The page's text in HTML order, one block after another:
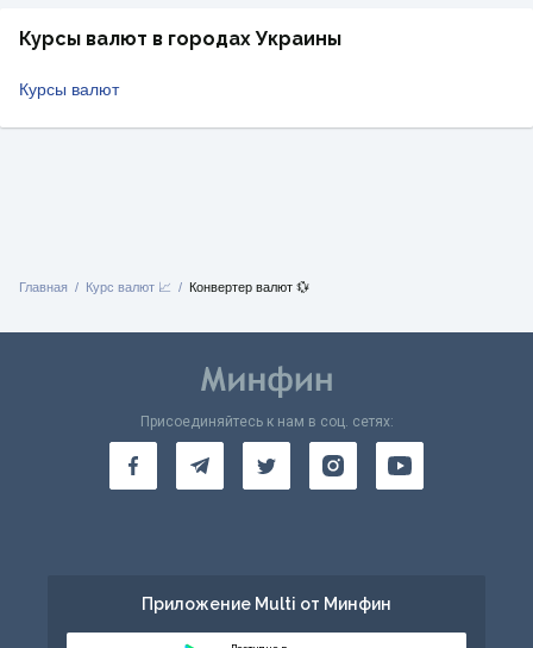
Курсы валют в городах Украины
Курсы валют
Главная Курс валют 📈 Конвертер валют 💱
Присоединяйтесь к нам в соц. сетях:
Приложение Multi от Минфин